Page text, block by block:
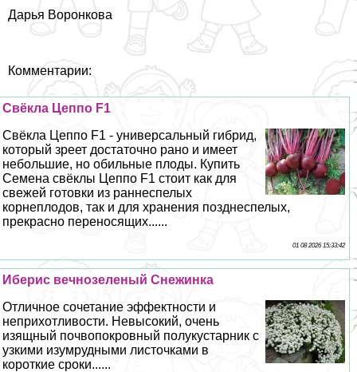
Дарья Воронкова
Комментарии:
Свёкла Цеппо F1
Свёкла Цеппо F1 - универсальный гибрид,
который зреет достаточно рано и имеет
небольшие, но обильные плоды. Купить
Семена свёклы Цеппо F1 стоит как для
свежей готовки из раннеспелых
корнеплодов, так и для хранения позднеспелых,
прекрасно переносящих......
01 08 2026 15:33:42
Иберис вечнозеленый Снежинка
Отличное сочетание эффектности и
неприхотливости. Невысокий, очень
изящный почвопокровный полукустарник с
узкими изумрудными листочками в
короткие сроки......